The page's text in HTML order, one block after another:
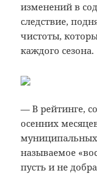
изменений в
следствие,
чистоты,
каждого сезона.
— В рейтинге,
осенних
называемое
пусть и не